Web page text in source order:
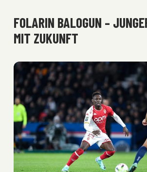
FOLARIN BALOGUN –
MIT ZUKUNFT